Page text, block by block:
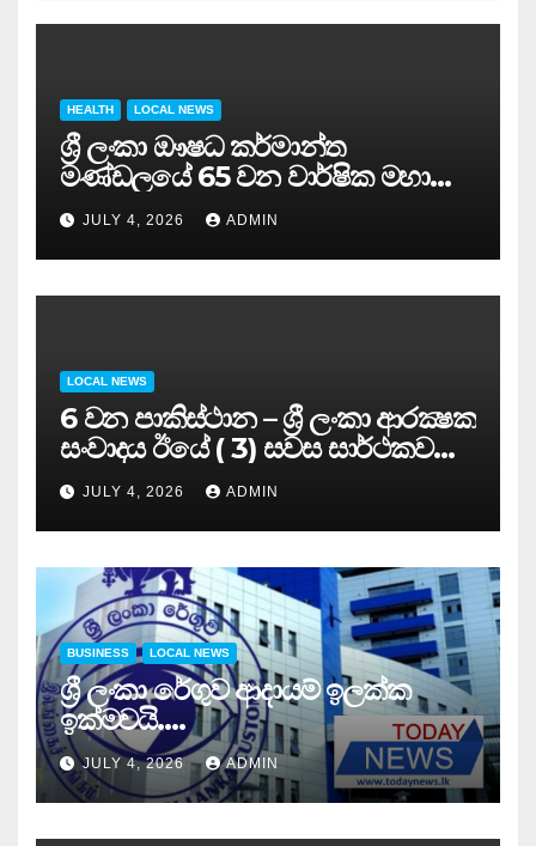
HEALTH LOCAL NEWS
ශ්‍රී ලංකා ඖෂධ කර්මාන්ත
මණ්ඩලයේ 65 වන වාර්ෂික මහා
සමුළුව සෞඛ්‍ය නියෝජ්‍ය
අමාත්‍යවරයාගේ ප්‍රධානත්වයෙන්……
JULY 4, 2026 ADMIN
LOCAL NEWS
6 වන පාකිස්ථාන – ශ්‍රී ලංකා ආරක්‍ෂක
සංවාදය ඊයේ ( 3) සවස සාර්ථකව
අවසන් කරයි..
JULY 4, 2026 ADMIN
BUSINESS LOCAL NEWS
ශ්‍රී ලංකා රේගුව ආදායම් ඉලක්ක
ඉක්මවයි….
JULY 4, 2026 ADMIN